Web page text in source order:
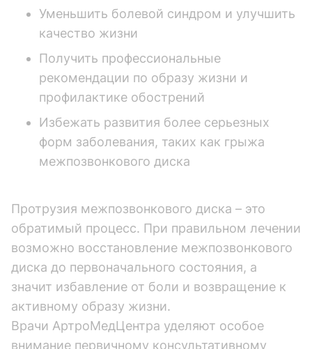
Уменьшить болевой синдром и улучшить
качество жизни
Получить профессиональные
рекомендации по образу жизни и
профилактике обострений
Избежать развития более серьезных
форм заболевания, таких как грыжа
межпозвонкового диска
Протрузия межпозвонкового диска – это
обратимый процесс. При правильном лечении
возможно восстановление межпозвонкового
диска до первоначального состояния, а
значит избавление от боли и возвращение к
активному образу жизни.
Врачи АртроМедЦентра уделяют особое
внимание первичному консультативному